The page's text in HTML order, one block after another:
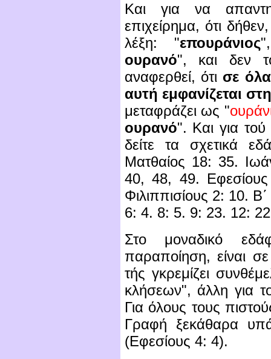
Και για να
επιχείρημα, ότι
λέξη: "επουράνιος
ουρανό", και δεν
αναφερθεί, ότι σε
αυτή εμφανίζεται
μεταφράζει ως "
ουρανό". Και για
δείτε τα σχετικά
Ματθαίος 18: 35.
40, 48, 49.
Φιλιππισίους 2: 10.
6: 4. 8: 5. 9: 23. 12:
Στο μοναδικό
παραποίηση, είναι
τής γκρεμίζει
κλήσεων", άλλη για
Για όλους τους
Γραφή ξεκάθαρα
(Εφεσίους 4: 4).